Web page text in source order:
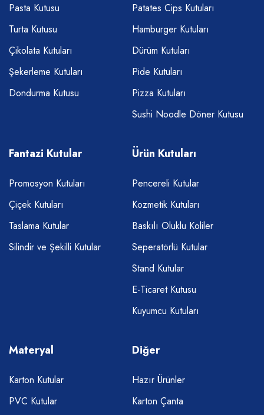
Pasta Kutusu
Turta Kutusu
Çikolata Kutuları
Şekerleme Kutuları
Dondurma Kutusu
Patates Cips Kutuları
Hamburger Kutuları
Dürüm Kutuları
Pide Kutuları
Pizza Kutuları
Sushi Noodle Döner Kutusu
Fantazi Kutular
Promosyon Kutuları
Çiçek Kutuları
Taslama Kutular
Silindir ve Şekilli Kutular
Ürün Kutuları
Pencereli Kutular
Kozmetik Kutuları
Baskılı Oluklu Koliler
Seperatörlü Kutular
Stand Kutular
E-Ticaret Kutusu
Kuyumcu Kutuları
Materyal
Karton Kutular
PVC Kutular
Diğer
Hazır Ürünler
Karton Çanta